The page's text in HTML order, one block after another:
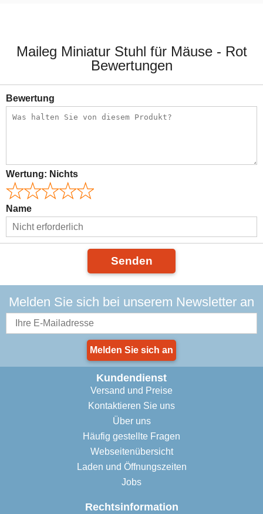
Maileg Miniatur Stuhl für Mäuse - Rot
Bewertungen
Bewertung
Wertung: Nichts
Name
Senden
Melden Sie sich bei unserem Newsletter an
Melden Sie sich an
Kundendienst
Versand und Preise
Kontaktieren Sie uns
Über uns
Häufig gestellte Fragen
Webseitenübersicht
Laden und Öffnungszeiten
Jobs
Rechtsinformation